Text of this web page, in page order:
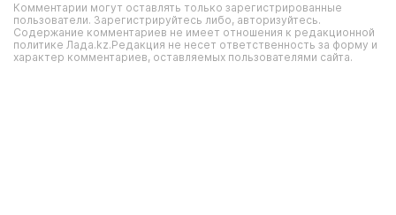
Комментарии могут оставлять только зарегистрированные
пользователи. Зарегистрируйтесь либо, авторизуйтесь.
Содержание комментариев не имеет отношения к редакционной
политике Лада.kz.Редакция не несет ответственность за форму и
характер комментариев, оставляемых пользователями сайта.